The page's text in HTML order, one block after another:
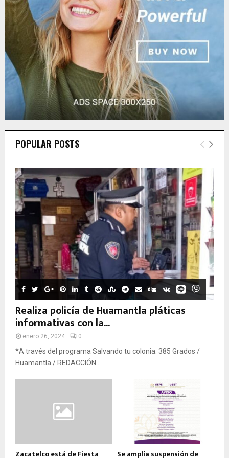
C
POPULAR POSTS
Realiza policía de Huamantla pláticas
informativas con la...
enero 26, 2024 0
*A través del programa Salvando tu colonia. 385 Grados /
Huamantla / REDACCIÓN...
Zacatelco está de Fiesta Se amplía suspensión de